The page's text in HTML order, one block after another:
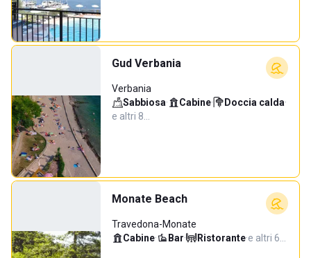
Gud Verbania
Verbania
Sabbiosa· Cabine· Doccia calda·
e altri 8…
Monate Beach
Travedona-Monate
Cabine· Bar· Ristorante·e altri 6…